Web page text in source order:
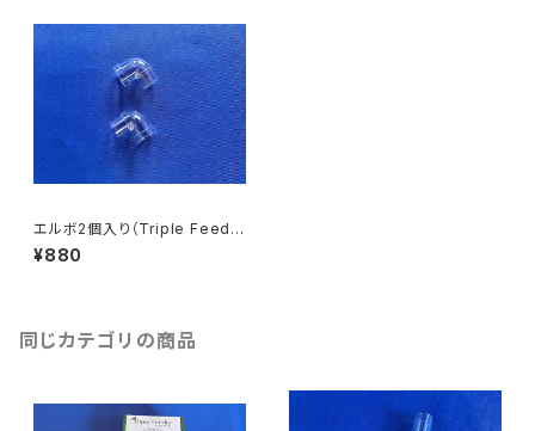
エルボ2個入り（Triple Feede
r用）
¥880
同じカテゴリの商品